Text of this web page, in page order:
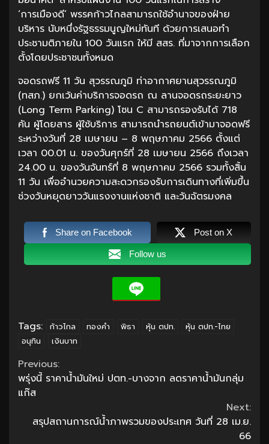
‘การเมืองดี’ พรรคก้าวไกลสามารถใช้อำนาจของฝ่าย
บริหาร นับหนึ่งรัฐธรรมนูญใหม่ทันที ด้วยการเสนอทำ
ประชามติภายใน 100 วันแรก ให้มี สสร. ที่มาจากการเลือก
ตั้งโดยประชาชนทั้งหมด
จอดรถฟรี 11 วัน สุวรรณภูมิ ท่าอากาศยานสุวรรณภูมิ
(ทสภ.) ยกเว้นค่าบริการจอดรถ ณ ลานจอดรถระยะยาว
(Long Term Parking) โซน C สามารถรองรับได้ 718
คัน ผู้โดยสาร ผู้ใช้บริการ สามารถนำรถยนต์เข้ามาจอดฟรี
ระหว่างวันที่ 28 เมษายน – 8 พฤษภาคม 2566 ตั้งแต่
เวลา 00.01 น. ของวันศุกร์ที่ 28 เมษายน 2566 ถึงเวลา
24.00 น. ของวันจันทร์ที่ 8 พฤษภาคม 2566 รวมทั้งสิ้น
11 วัน เพื่ออำนวยความสะดวกรองรับการเดินทางที่เพิ่มขึ้น
ช่วงวันหยุดยาววันแรงงานแห่งชาติ และวันฉัตรมงคล
Share on Facebook Post on X
Follow us
Tags: ก้าวไกล ทองคำ พิธา หุ้น ตปท.
หุ้น ตปท.-ไทย
อนุทิน
เงินบาท
Continue
Reading
Previous:
พรุ่งนี้ ราคาน้ำมันใหม่ ปตท.-บางจาก ลดราคาน้ำมันกลุ่ม
แก๊ส
Next:
สรุปสถานการณ์น้ำภาพรวมของประเทศ วันที่ 28 เม.ย.
66